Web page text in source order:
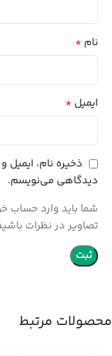
نام *
ایمیل *
ذخیره نام، ایمیل
دیدگاهی می‌نویسم.
شما باید وارد حساب
تصاویر در نظرات
محصولات مرتبط